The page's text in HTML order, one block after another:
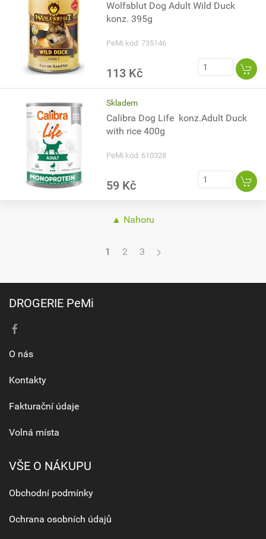
Wolfsblut Dog Adult Wild Duck
konz. 395g
PeMi kód: 735146
113 Kč
Skladem
Calibra Dog Life konz.Adult Duck
with rice 400g
PeMi kód: 610328
59 Kč
▲ Nahoru
1 2 3
DROGERIE PeMi
O nás
Kontakty
Fakturační údaje
Volná místa
VŠE O NÁKUPU
Obchodní podmínky
Ochrana osobních údajů